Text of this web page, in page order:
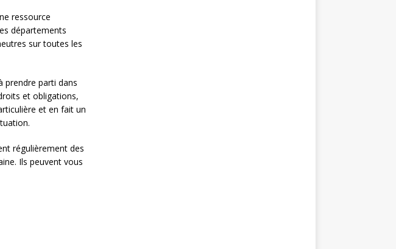
ressource
départements
sur toutes les
prendre parti dans
et obligations,
et en fait un
régulièrement des
Ils peuvent vous